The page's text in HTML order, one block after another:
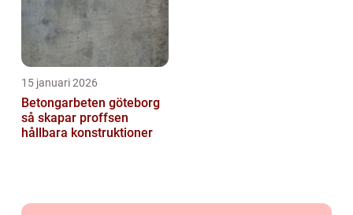
15 januari 2026
Betongarbeten göteborg
så skapar proffsen
hållbara konstruktioner